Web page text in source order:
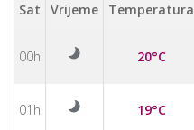
Sat Vrijeme Temperatura
00h 20°C
01h 19°C